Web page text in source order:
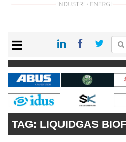
KONTAKT
VÅRA ANDRA MAGASIN
PRENUMERERA
ANNONSERA
TAG: LIQUIDGAS